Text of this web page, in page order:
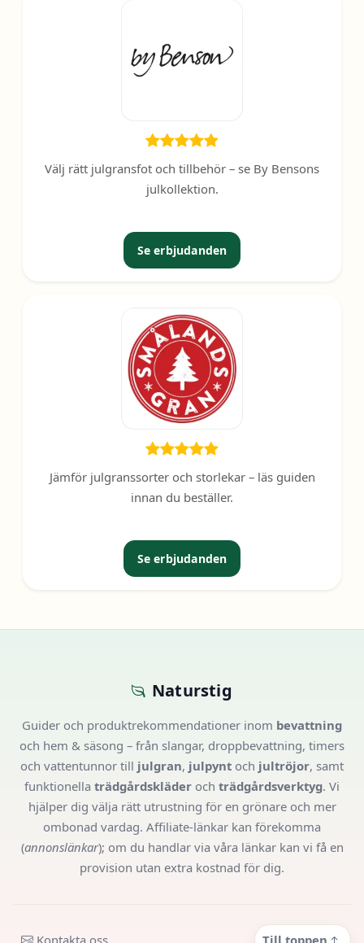
Välj rätt julgransfot och tillbehör – se By Bensons
julkollektion.
Se erbjudanden
Jämför julgranssorter och storlekar – läs guiden
innan du beställer.
Se erbjudanden
Naturstig
Guider och produktrekommendationer inom bevattning
och hem & säsong – från slangar, droppbevattning, timers
och vattentunnor till julgran, julpynt och jultröjor, samt
funktionella trädgårdskläder och trädgårdsverktyg. Vi
hjälper dig välja rätt utrustning för en grönare och mer
ombonad vardag. Affiliate-länkar kan förekomma
(annonslänkar); om du handlar via våra länkar kan vi få en
provision utan extra kostnad för dig.
Kontakta oss Till toppen